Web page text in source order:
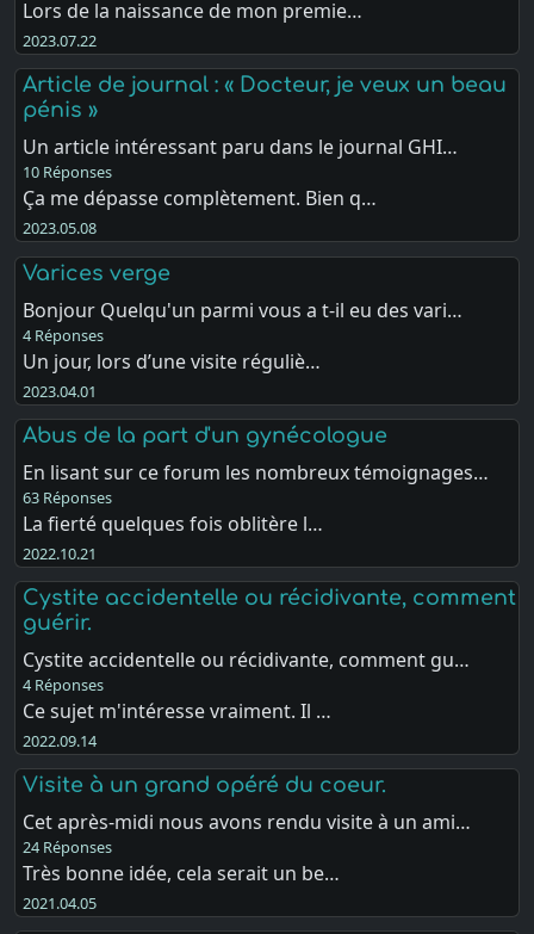
Lors de la naissance de mon premie…
2023.07.22
Article de journal : « Docteur, je veux un beau
pénis »
Un article intéressant paru dans le journal GHI…
10 Réponses
Ça me dépasse complètement. Bien q…
2023.05.08
Varices verge
Bonjour Quelqu'un parmi vous a t-il eu des vari…
4 Réponses
Un jour, lors d’une visite réguliè…
2023.04.01
Abus de la part d'un gynécologue
En lisant sur ce forum les nombreux témoignages…
63 Réponses
La fierté quelques fois oblitère l…
2022.10.21
Cystite accidentelle ou récidivante, comment
guérir.
Cystite accidentelle ou récidivante, comment gu…
4 Réponses
Ce sujet m'intéresse vraiment. Il …
2022.09.14
Visite à un grand opéré du coeur.
Cet après-midi nous avons rendu visite à un ami…
24 Réponses
Très bonne idée, cela serait un be…
2021.04.05